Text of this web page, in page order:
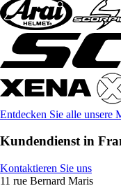
Entdecken Sie alle unsere
Kundendienst in
Kontaktieren Sie uns
11 rue Bernard Maris